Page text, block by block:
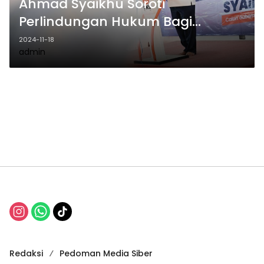
Ahmad Syaikhu Soroti
Perlindungan Hukum Bagi
Tenaga Pendidik
2024-11-18
admin
Redaksi Pedoman Media Siber